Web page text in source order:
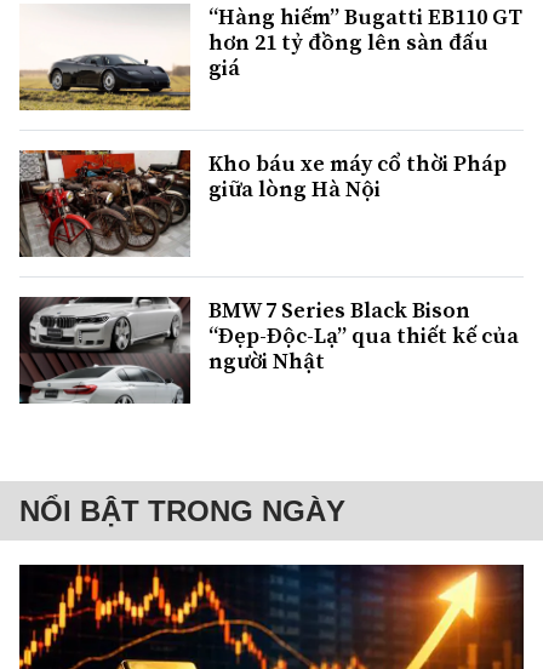
“Hàng hiếm” Bugatti EB110 GT
hơn 21 tỷ đồng lên sàn đấu
giá
Kho báu xe máy cổ thời Pháp
giữa lòng Hà Nội
BMW 7 Series Black Bison
“Đẹp-Độc-Lạ” qua thiết kế của
người Nhật
NỔI BẬT TRONG NGÀY